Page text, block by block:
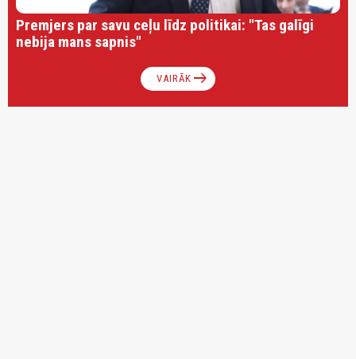
Premjers par savu ceļu līdz politikai: "Tas galīgi
nebija mans sapnis"
VAIRĀK arrow_right_alt